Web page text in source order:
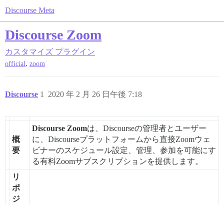
Discourse Meta
Discourse Zoom
カスタマイズ プラグイン
official, zoom
Discourse 2020 年 2 月 26 日午後 7:18
1
概
要
Discourse Zoomは、Discourseの管理者とユーザー
に、Discourseプラットフォームから直接Zoomウェ
ビナーのスケジュール設定、管理、参加を可能にす
る有料Zoomサブスクリプションを提供します。
リ
ポ
ジ